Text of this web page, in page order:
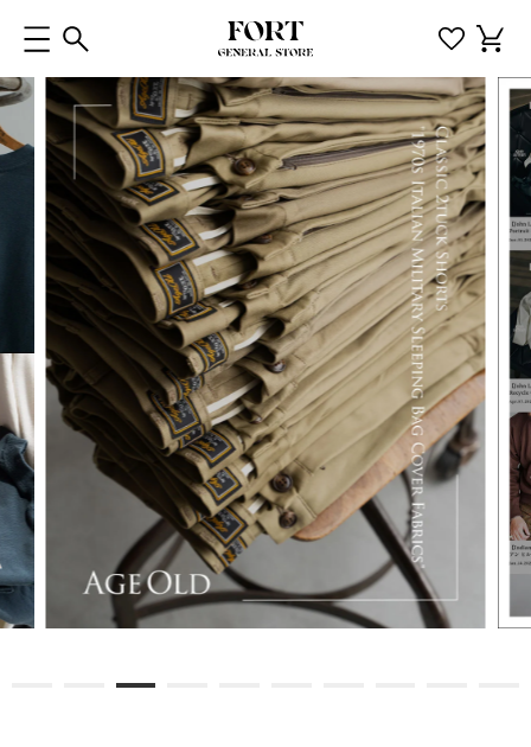
ンツに
進む
ー